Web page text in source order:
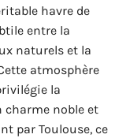
havre de
entre la
naturels et la
atmosphère
la
noble et
par Toulouse, ce